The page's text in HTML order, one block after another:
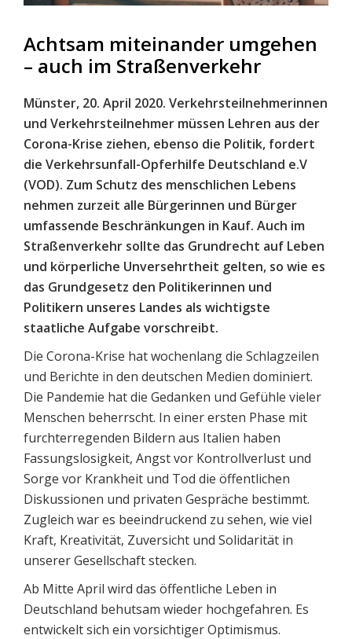
Achtsam miteinander umgehen
– auch im Straßenverkehr
Münster, 20. April 2020. Verkehrsteilnehmerinnen
und Verkehrsteilnehmer müssen Lehren aus der
Corona-Krise ziehen, ebenso die Politik, fordert
die Verkehrsunfall-Opferhilfe Deutschland e.V
(VOD). Zum Schutz des menschlichen Lebens
nehmen zurzeit alle Bürgerinnen und Bürger
umfassende Beschränkungen in Kauf. Auch im
Straßenverkehr sollte das Grundrecht auf Leben
und körperliche Unversehrtheit gelten, so wie es
das Grundgesetz den Politikerinnen und
Politikern unseres Landes als wichtigste
staatliche Aufgabe vorschreibt.
Die Corona-Krise hat wochenlang die Schlagzeilen
und Berichte in den deutschen Medien dominiert.
Die Pandemie hat die Gedanken und Gefühle vieler
Menschen beherrscht. In einer ersten Phase mit
furchterregenden Bildern aus Italien haben
Fassungslosigkeit, Angst vor Kontrollverlust und
Sorge vor Krankheit und Tod die öffentlichen
Diskussionen und privaten Gespräche bestimmt.
Zugleich war es beeindruckend zu sehen, wie viel
Kraft, Kreativität, Zuversicht und Solidarität in
unserer Gesellschaft stecken.
Ab Mitte April wird das öffentliche Leben in
Deutschland behutsam wieder hochgefahren. Es
entwickelt sich ein vorsichtiger Optimismus.